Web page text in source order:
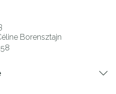
Borensztajn